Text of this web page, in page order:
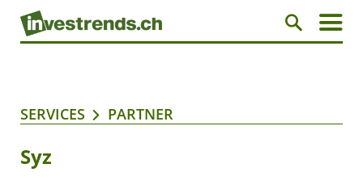
SERVICES PARTNER
Syz